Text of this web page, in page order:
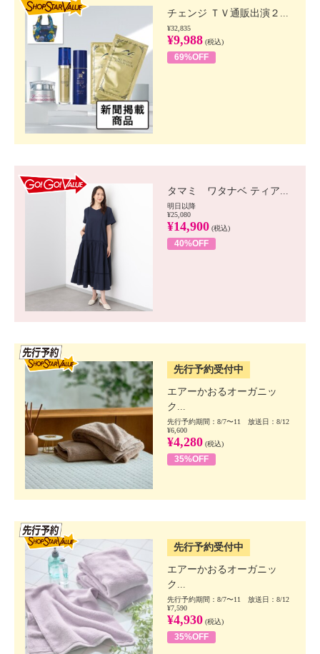
チェンジ ＴＶ通販出演２...
¥32,835
¥9,988 (税込)
69%OFF
タマミ ワタナベ ティア...
明日以降
¥25,080
¥14,900 (税込)
40%OFF
先行予約受付中
エアーかおるオーガニッ
ク...
先行予約期間：8/7〜11 放送日：8/12
¥6,600
¥4,280 (税込)
35%OFF
先行予約受付中
エアーかおるオーガニッ
ク...
先行予約期間：8/7〜11 放送日：8/12
¥7,590
¥4,930 (税込)
35%OFF